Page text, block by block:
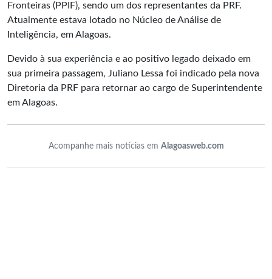
Fronteiras (PPIF), sendo um dos representantes da PRF.
Atualmente estava lotado no Núcleo de Análise de
Inteligência, em Alagoas.
Devido à sua experiência e ao positivo legado deixado em
sua primeira passagem, Juliano Lessa foi indicado pela nova
Diretoria da PRF para retornar ao cargo de Superintendente
em Alagoas.
Acompanhe mais notícias em Alagoasweb.com